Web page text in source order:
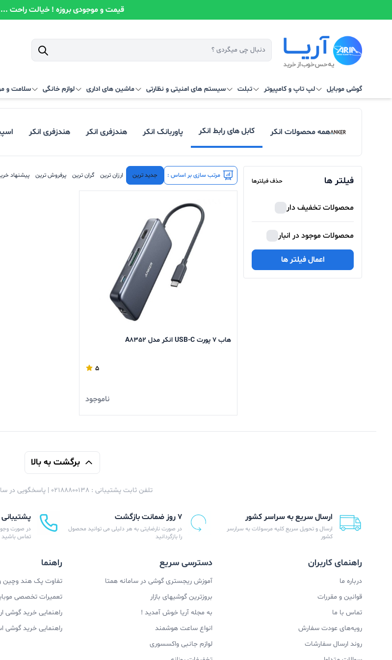
قیمت و موجودی بروزه ! خیالت راحت ...
گوشی موبایل لپ تاپ و کامپیوتر تبلت سیستم‌ های امنیتی و نظارتی ماشین های اداری لوازم خانگی سلامت و
همه محصولات انکر پاوربانک انکر هندزفری انکر هندزفری انکر کابل های رابط انکر
فیلتر ها حذف فیلترها
محصولات تخفیف دار
محصولات موجود در انبار
اعمال فیلتر ها
مرتب سازی بر اساس : جدید ترین ارزان ترین گران ترین پرفروش ترین پیشنهاد
هاب 7 پورت USB-C انکر مدل A8352
5
ناموجود
برگشت به بالا
تلفن ثابت پشتیبانی : 02188800138 | پاسخگویی در ساعات اداری
ارسال سریع به سراسر کشور
ارسال و تحویل سریع کلیه مرسولات به سرارسر
کشور
۷ روز ضمانت بازگشت
در صورت نارضایتی به هر دلیلی می توانید محصول
را بازگردانید
در صورت
تماس باشید
راهنمای کاربران
درباره ما
قوانین و مقررات
تماس با ما
رویه‌های عودت سفارش
روند ارسال سفارشات
دسترسی سریع
آموزش ریجستری گوشی در سامانه همتا
بروزترین گوشیهای بازار
به مجله آریا خوش آمدید !
انواع ساعت هوشمند
لوازم جانبی واکسسوری
راهنما
تفاوت پک هند وچین
تعمیرات تخصصی
راهنمایی خرید گوشی
راهنمایی خرید گوشی